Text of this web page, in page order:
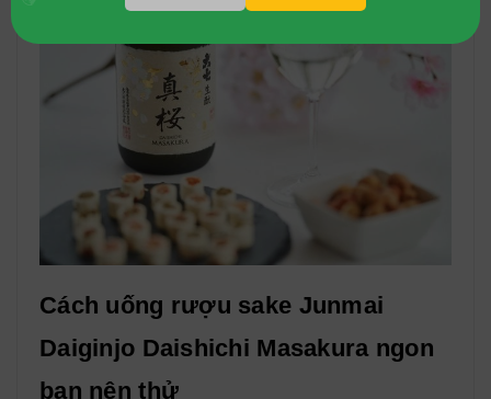
Cách uống rượu sake Junmai
Daiginjo Daishichi Masakura ngon
bạn nên thử